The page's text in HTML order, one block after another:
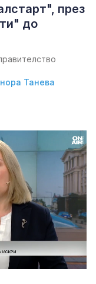
през
до
Танева